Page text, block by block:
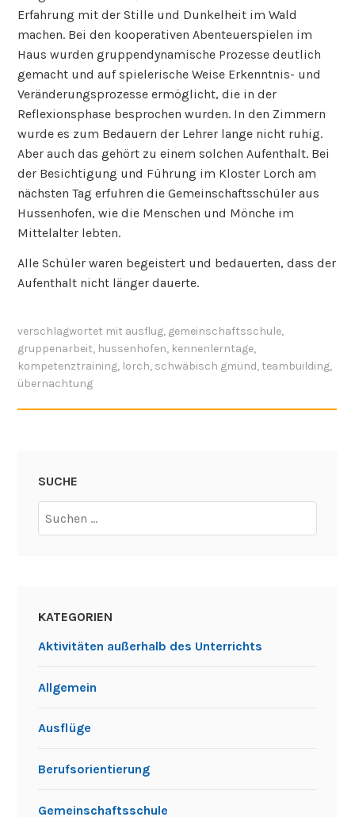
n
g
r
u
p
p
e
5
“
Stolperstellen wie Wurzeln oder gar Bäume standen im
Weg. Es verirrte sich niemand, so dass am Ende alle am
letzten Wegpunkt, nämlich dem Haus, ankamen.
Nun stand der Umgang miteinander im Mittelpunkt.
Verhaltensregeln wurden gemeinsam erstellt und von
jedem Schüler unterschrieben. Das gemeinsame
Spielen, Umtreiben und Quatsch machen in den
Zimmern kam trotzdem nicht zu kurz.
Am Abend aß man die gemeinsam gekochten
Spaghetti und ging anschließend zur Nachtwanderung.
Niemand hatte Angst, da sich alle in der Gemeinschaft
ausgemacht wurden, konnten die Kinder eine neue
Erfahrung mit der Stille und Dunkelheit im Wald
Haus wurden gruppendynamische Prozesse deutlich
gemacht und auf spielerische Weise Erkenntnis- und
Veränderungsprozesse ermöglicht, die in der
Reflexionsphase besprochen wurden. In den Zimmern
Hussenhofen, wie die Menschen und Mönche im
Mittelalter lebten.
Alle Schüler waren begeistert und bedauerten, dass der
gruppenarbeit,hussenhofen
übernachtung